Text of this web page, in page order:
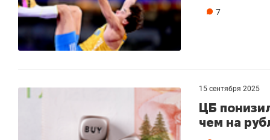
7
15 сентября 2025
ЦБ
чем на